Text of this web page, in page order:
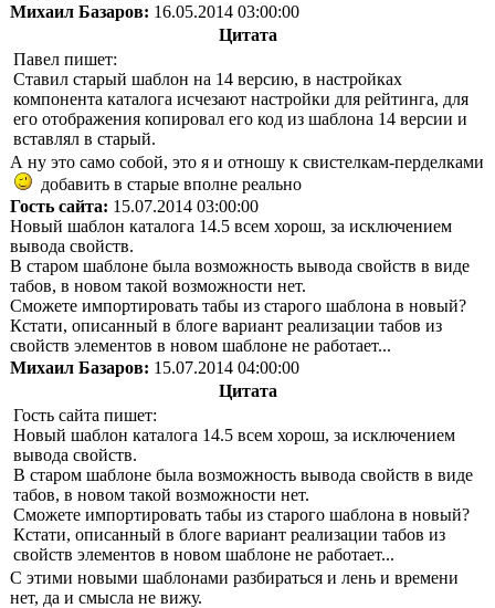
Михаил Базаров: 16.05.2014 03:00:00
Цитата
Павел пишет:
Ставил старый шаблон на 14 версию, в настройках
компонента каталога исчезают настройки для рейтинга, для
его отображения копировал его код из шаблона 14 версии и
вставлял в старый.
А ну это само собой, это я и отношу к свистелкам-перделками
добавить в старые вполне реально
Гость сайта: 15.07.2014 03:00:00
Новый шаблон каталога 14.5 всем хорош, за исключением
вывода свойств.
В старом шаблоне была возможность вывода свойств в виде
табов, в новом такой возможности нет.
Сможете импортировать табы из старого шаблона в новый?
Кстати, описанный в блоге вариант реализации табов из
свойств элементов в новом шаблоне не работает...
Михаил Базаров: 15.07.2014 04:00:00
Цитата
Гость сайта пишет:
Новый шаблон каталога 14.5 всем хорош, за исключением
вывода свойств.
В старом шаблоне была возможность вывода свойств в виде
табов, в новом такой возможности нет.
Сможете импортировать табы из старого шаблона в новый?
Кстати, описанный в блоге вариант реализации табов из
свойств элементов в новом шаблоне не работает...
С этими новыми шаблонами разбираться и лень и времени
нет, да и смысла не вижу.